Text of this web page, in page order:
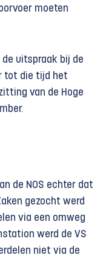
moeten
de uitspraak bij de
tot die tijd het
van de Hoge
de NOS echter dat
gezocht werd
via een omweg
werd de VS
niet via de